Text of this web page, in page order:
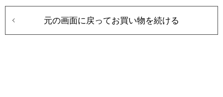
元の画面に戻ってお買い物を続ける